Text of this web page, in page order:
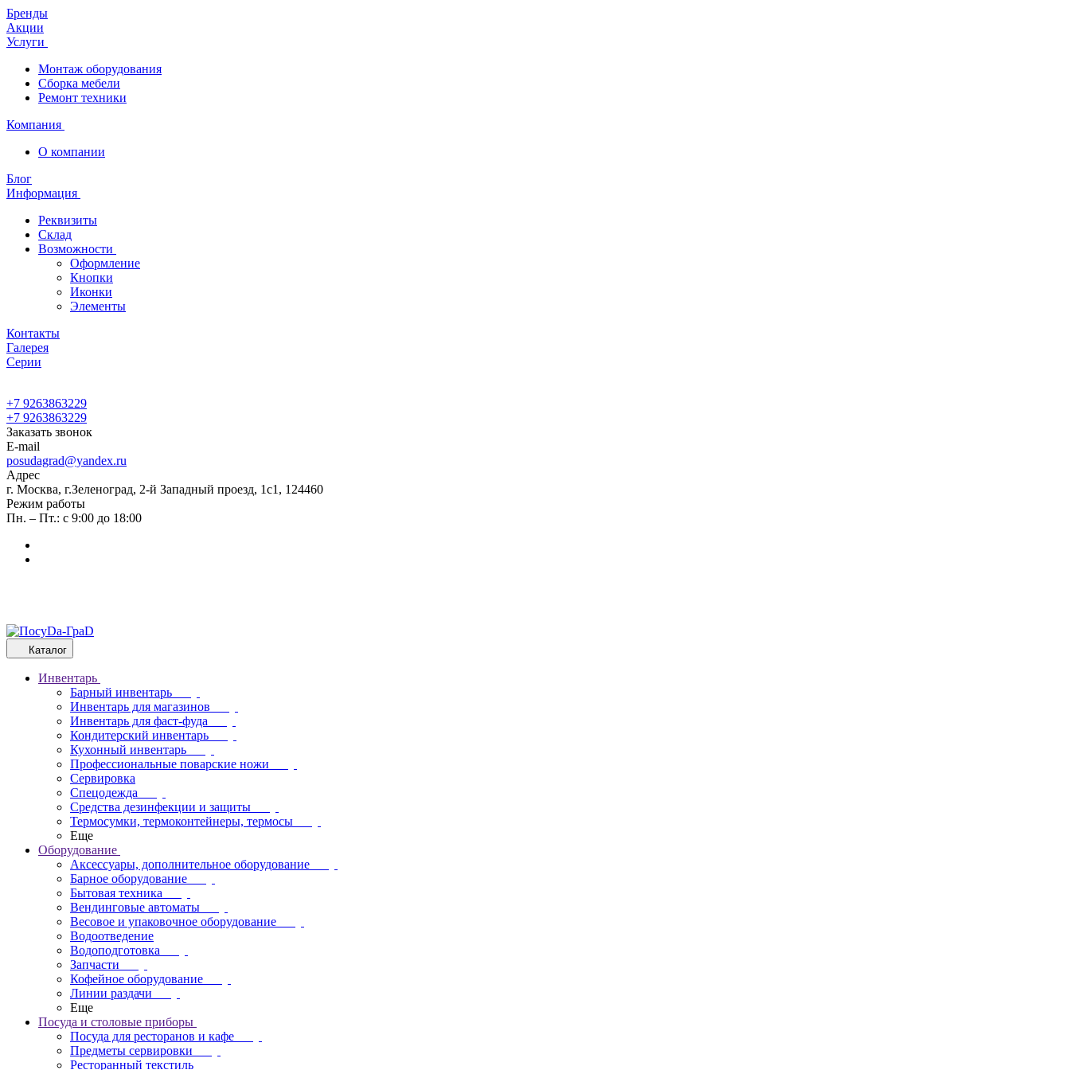
Бренды
Акции
Услуги
Монтаж оборудования
Сборка мебели
Ремонт техники
Компания
О компании
Блог
Информация
Реквизиты
Склад
Возможности
Оформление
Кнопки
Иконки
Элементы
Контакты
Галерея
Cерии
+7 9263863229
+7 9263863229
Заказать звонок
E-mail
posudagrad@yandex.ru
Адрес
г. Москва, г.Зеленоград, 2-й Западный проезд, 1с1, 124460
Режим работы
Пн. – Пт.: с 9:00 до 18:00
Каталог
Инвентарь
Барный инвентарь
Инвентарь для магазинов
Инвентарь для фаст-фуда
Кондитерский инвентарь
Кухонный инвентарь
Профессиональные поварские ножи
Сервировка
Спецодежда
Средства дезинфекции и защиты
Термосумки, термоконтейнеры, термосы
Еще
Оборудование
Аксессуары, дополнительное оборудование
Барное оборудование
Бытовая техника
Вендинговые автоматы
Весовое и упаковочное оборудование
Водоотведение
Водоподготовка
Запчасти
Кофейное оборудование
Линии раздачи
Еще
Посуда и столовые приборы
Посуда для ресторанов и кафе
Предметы сервировки
Ресторанный текстиль